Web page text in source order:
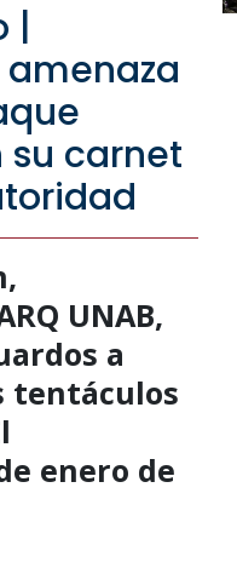
|
carnet
UNAB,
a
tentáculos
enero de